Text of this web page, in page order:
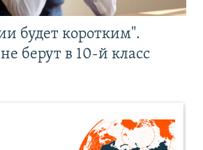
будет коротким".
берут в 10-й класс